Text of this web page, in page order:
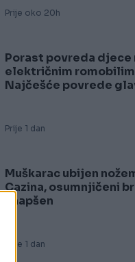
Prije oko 20h
Porast povreda djece
električnim
Najčešće povrede
Prije 1 dan
Muškarac ubijen
Cazina, osumnjičeni
uhapšen
Prije 1 dan